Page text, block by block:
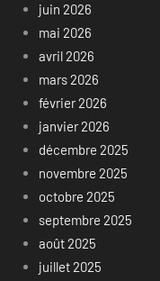
juin 2026
mai 2026
avril 2026
mars 2026
février 2026
janvier 2026
décembre 2025
novembre 2025
octobre 2025
septembre 2025
août 2025
juillet 2025